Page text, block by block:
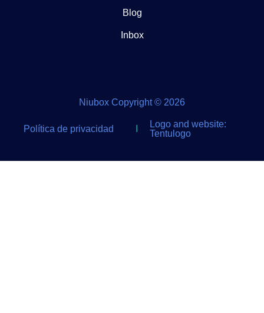
Blog
Inbox
Niubox Copyright © 2026
Política de privacidad
Logo and website:
Tentulogo